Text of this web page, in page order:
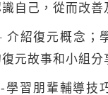
自己，從而改善
介紹復元概念；
元故事和小組分
學習朋輩輔導技